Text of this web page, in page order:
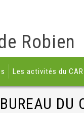
Robien
Les activités du CAR
DU